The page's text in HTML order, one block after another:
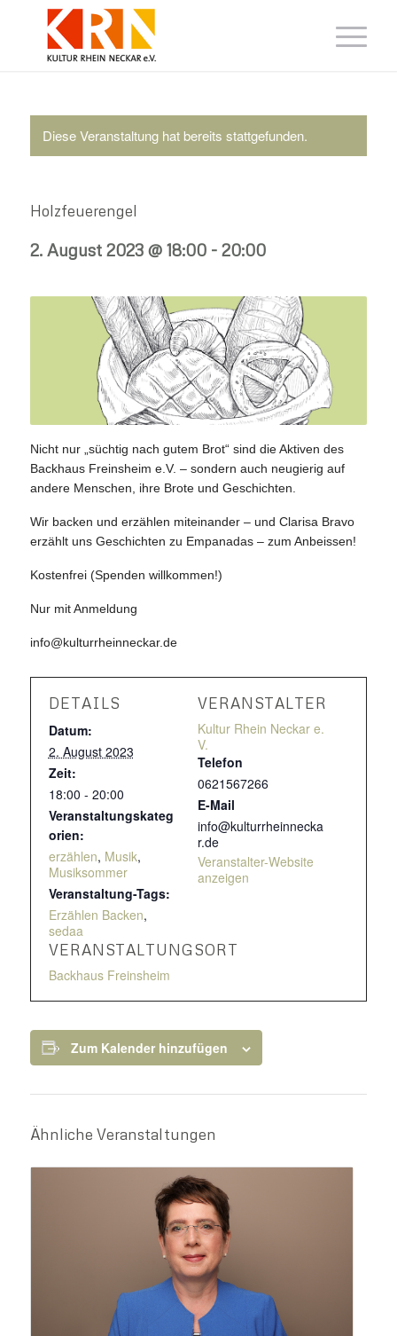
Diese Veranstaltung hat bereits stattgefunden.
Holzfeuerengel
2. August 2023 @ 18:00- 20:00
Nicht nur „süchtig nach gutem Brot“ sind die Aktiven des
Backhaus Freinsheim e.V. – sondern auch neugierig auf
andere Menschen, ihre Brote und Geschichten.
Wir backen und erzählen miteinander – und Clarisa Bravo
erzählt uns Geschichten zu Empanadas – zum Anbeissen!
Kostenfrei (Spenden willkommen!)
Nur mit Anmeldung
info@kulturrheinneckar.de
DETAILS
Datum:
2. August 2023
Zeit:
18:00 - 20:00
Veranstaltungskateg
orien:
erzählen, Musik,
Musiksommer
Veranstaltung-Tags:
Erzählen Backen,
sedaa
VERANSTALTER
Kultur Rhein Neckar e.
V.
Telefon
0621567266
E-Mail
info@kulturrheinnecka
r.de
Veranstalter-Website
anzeigen
VERANSTALTUNGSORT
Backhaus Freinsheim
Zum Kalender hinzufügen
Ähnliche Veranstaltungen